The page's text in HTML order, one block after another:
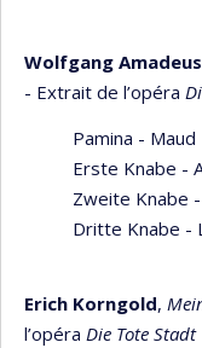
Wolfgang
- Extrait de l’opéra
Pamina -
Erste Knabe -
Zweite Knabe
Dritte Knabe -
Erich Korngold,
l’opéra Die Tote Stadt